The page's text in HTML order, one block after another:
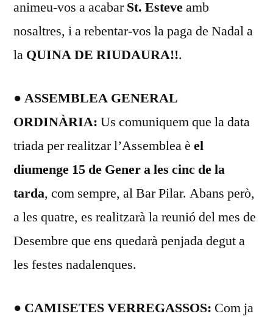
animeu-vos a acabarSt. Esteveamb
nosaltres, i a rebentar-vos la paga de Nadal a
la QUINA DE RIUDAURA!!.
● ASSEMBLEA GENERAL
ORDINÀRIA: Us comuniquem que la data
triada per realitzar l’Assemblea è el
diumenge 15 de Gener a les cinc de la
tarda, com sempre, al Bar Pilar. Abans però,
a les quatre, es realitzarà la reunió del mes de
Desembre que ens quedarà penjada degut a
les festes nadalenques.
● CAMISETES VERREGASSOS: Com ja